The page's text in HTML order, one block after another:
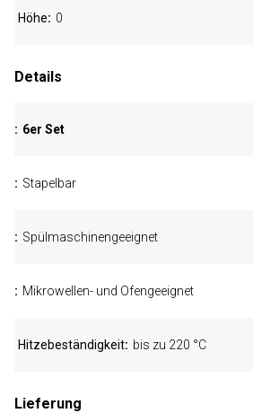
Höhe 0
Details
6er Set
Stapelbar
Spülmaschinengeeignet
Mikrowellen- und Ofengeeignet
Hitzebeständigkeit bis zu 220 °C
Lieferung